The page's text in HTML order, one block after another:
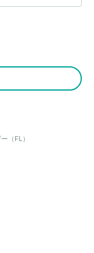
（FL）